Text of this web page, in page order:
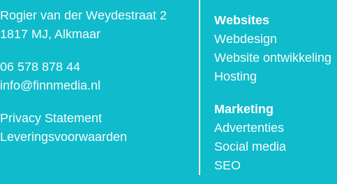
Rogier van der Weydestraat 2
1817 MJ, Alkmaar
06 578 878 44
info@finnmedia.nl
Privacy Statement
Leveringsvoorwaarden
Websites
Webdesign
Website ontwikkeling
Hosting
Marketing
Advertenties
Social media
SEO